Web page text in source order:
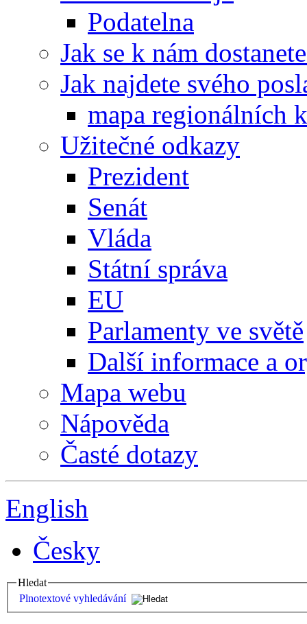
Podatelna
Jak se k nám
Jak najdete svého
mapa regionálních
Užitečné odkazy
Prezident
Senát
Vláda
Státní správa
EU
Parlamenty ve světě
Další informace a
Mapa webu
Nápověda
Časté dotazy
English
Česky
Hledat
Plnotextové vyhledávání